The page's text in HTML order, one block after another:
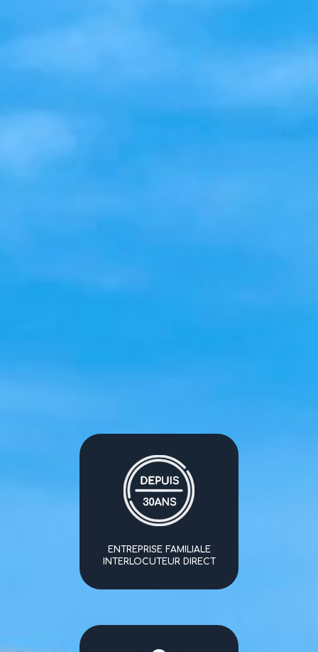
ENTREPRISE FAMILIALE
INTERLOCUTEUR DIRECT